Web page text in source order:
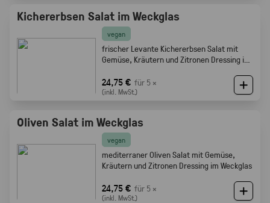
Kichererbsen Salat im Weckglas
vegan
frischer Levante Kichererbsen Salat mit
Gemüse, Kräutern und Zitronen Dressing im
24,75 € für 5 ×
(inkl. MwSt.)
Oliven Salat im Weckglas
vegan
mediterraner Oliven Salat mit Gemüse,
Kräutern und Zitronen Dressing im Weckglas
24,75 € für 5 ×
(inkl. MwSt.)